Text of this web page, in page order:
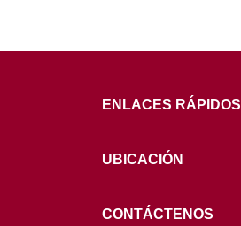
ENLACES RÁPIDOS
UBICACIÓN
CONTÁCTENOS